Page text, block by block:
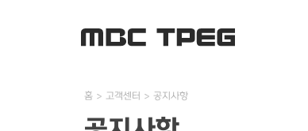
홈 고객센터 공지사항